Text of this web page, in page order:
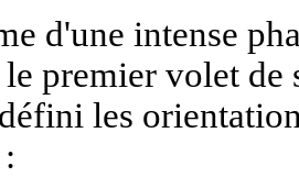
d'une intense
le premier volet de
les